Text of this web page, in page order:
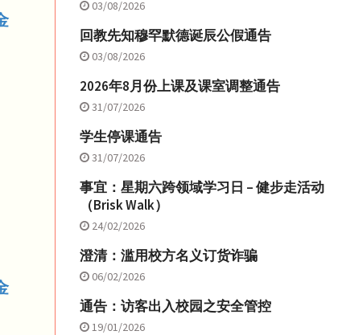
03/08/2026
回教先知穆罕默德诞辰公假通告
03/08/2026
2026年8月份上课及课室调整通告
31/07/2026
学生停课通告
31/07/2026
事宜：星期六跨领域学习日 – 健步走活动
（Brisk Walk）
24/02/2026
澄清：滥用校方名义订货诈骗
06/02/2026
通告：访客出入校园之安全管控
19/01/2026